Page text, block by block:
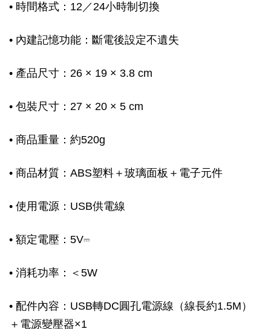
• 時間格式：12／24小時制切換
• 內建記憶功能：斷電後設定不遺失
• 產品尺寸：26 × 19 × 3.8 cm
• 包裝尺寸：27 × 20 × 5 cm
• 商品重量：約520g
• 商品材質：ABS塑料＋玻璃面板＋電子元件
• 使用電源：USB供電線
• 額定電壓：5V⎓
• 消耗功率：＜5W
• 配件內容：USB轉DC圓孔電源線（線長約1.5M）
＋電源變壓器×1